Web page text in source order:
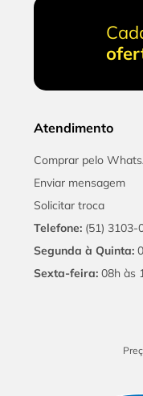
Atendimento
Comprar pelo
Enviar mensagem
Solicitar troca
Telefone: (51) 3103-
Segunda à Quinta:
Sexta-feira: 08h às